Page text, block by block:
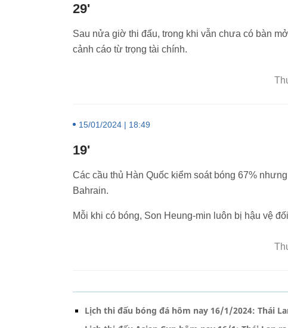
29'
Sau nửa giờ thi đấu, trong khi vẫn chưa có bàn
cảnh cáo từ trọng tài chính.
15/01/2024 | 18:49
19'
Các cầu thủ Hàn Quốc kiểm soát bóng 67%
Bahrain.
Mỗi khi có bóng, Son Heung-min luôn bị hậu vệ
Lịch thi đấu bóng đá hôm nay 16/1/2024: Thái